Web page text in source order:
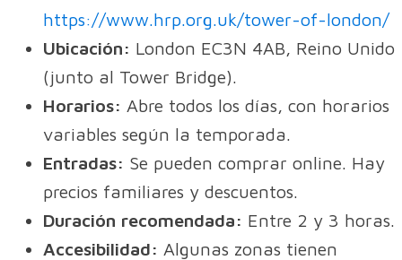
https://www.hrp.org.uk/tower-of-london/
Ubicación: London EC3N 4AB, Reino Unido
(junto al Tower Bridge).
Horarios: Abre todos los días, con horarios
variables según la temporada.
Entradas: Se pueden comprar online. Hay
precios familiares y descuentos.
Duración recomendada: Entre 2 y 3 horas.
Accesibilidad: Algunas zonas tienen